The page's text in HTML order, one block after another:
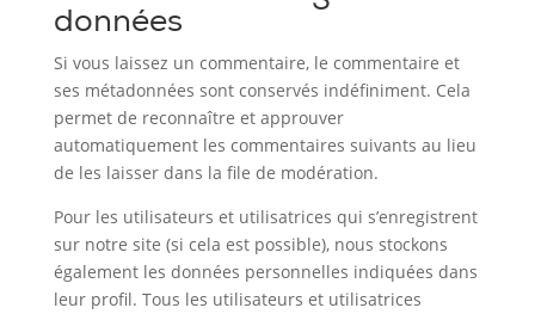
données
Si vous laissez un commentaire, le commentaire et
ses métadonnées sont conservés indéfiniment. Cela
permet de reconnaître et approuver
automatiquement les commentaires suivants au lieu
de les laisser dans la file de modération.
Pour les utilisateurs et utilisatrices qui s’enregistrent
sur notre site (si cela est possible), nous stockons
également les données personnelles indiquées dans
leur profil. Tous les utilisateurs et utilisatrices